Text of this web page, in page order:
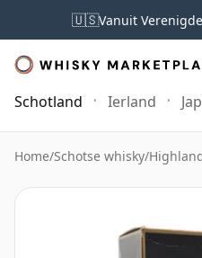
🇺🇸Vanuit
Schotland Ierland
Home/Schotse whisky/